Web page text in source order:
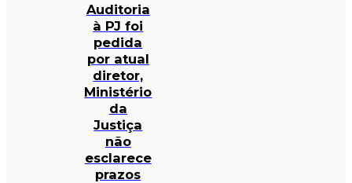
Auditoria
à PJ foi
pedida
por atual
diretor,
Ministério
da
Justiça
não
esclarece
prazos